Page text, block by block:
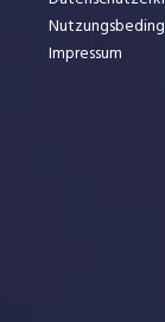
Impressum